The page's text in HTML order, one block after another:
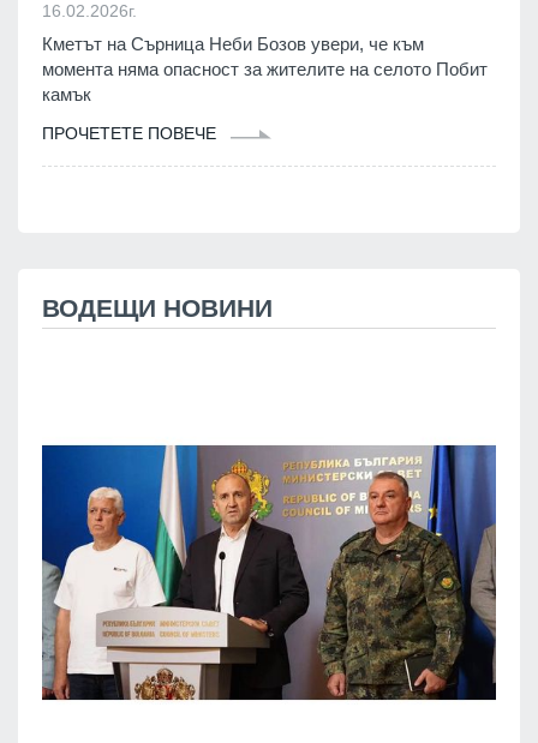
16.02.2026г.
Кметът на Сърница Неби Бозов увери, че към
момента няма опасност за жителите на селото Побит
камък
ПРОЧЕТЕТЕ ПОВЕЧЕ
ВОДЕЩИ НОВИНИ